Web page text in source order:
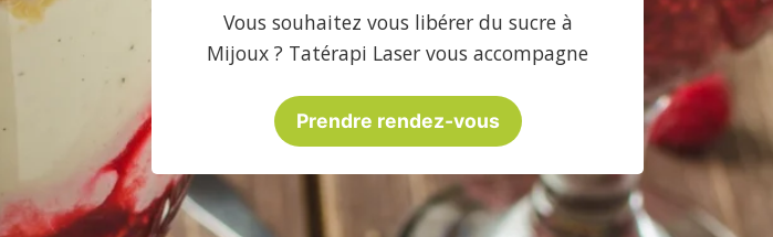
Vous souhaitez vous libérer du sucre à
Mijoux ? Tatérapi Laser vous accompagne
Prendre rendez-vous